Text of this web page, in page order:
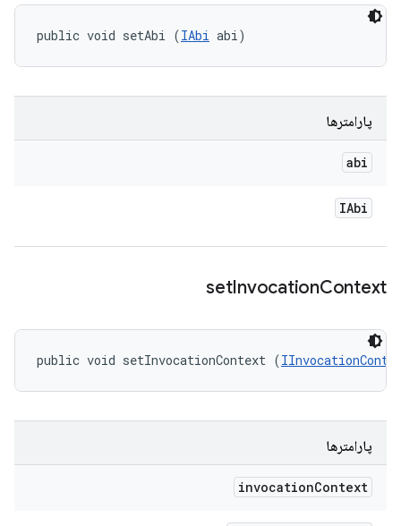
public void setAbi (IAbi abi)
پارامترها
abi
IAbi
setInvocationContext
public void setInvocationContext (
پارامترها
invocationContext